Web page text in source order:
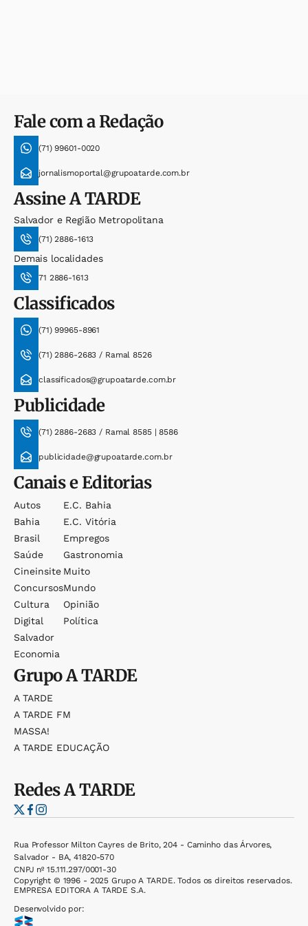
Fale com a Redação
(71) 99601-0020
jornalismoportal@grupoatarde.com.br
AssineA TARDE
Salvador e Região Metropolitana
(71) 2886-1613
Demais localidades
71 2886-1613
Classificados
(71) 99965-8961
(71) 2886-2683 / Ramal 8526
classificados@grupoatarde.com.br
Publicidade
(71) 2886-2683 / Ramal 8585 | 8586
publicidade@grupoatarde.com.br
Canais e Editorias
Autos
Bahia
Brasil
Saúde
Cineinsite
Concursos
Cultura
Digital
Salvador
Economia
E.c. Bahia
E.c. Vitória
Empregos
Gastronomia
Muito
Mundo
Opinião
Política
GrupoA TARDE
A TARDE
A TARDE FM
MASSA!
A TARDE EDUCAÇÃO
RedesA TARDE
Rua Professor Milton Cayres de Brito, 204 - Caminho das Árvores,
Salvador - BA, 41820-570
CNPJ nº 15.111.297/0001-30
Copyright © 1996 - 2025 Grupo A TARDE. Todos os direitos reservados.
EMPRESA EDITORA A TARDE S.A.
Desenvolvido por: